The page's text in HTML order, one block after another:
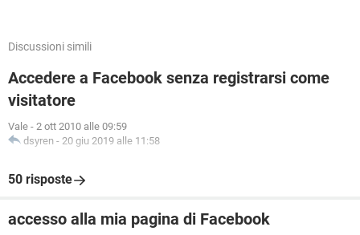
Discussioni simili
Accedere a Facebook senza registrarsi come
visitatore
Vale - 2 ott 2010 alle 09:59
dsyren - 20 giu 2019 alle 11:58
50 risposte
accesso alla mia pagina di Facebook